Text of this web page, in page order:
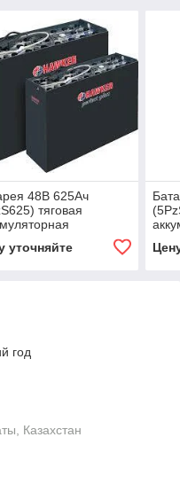
48В 625Ач
тяговая
уточняйте
год
Казахстан